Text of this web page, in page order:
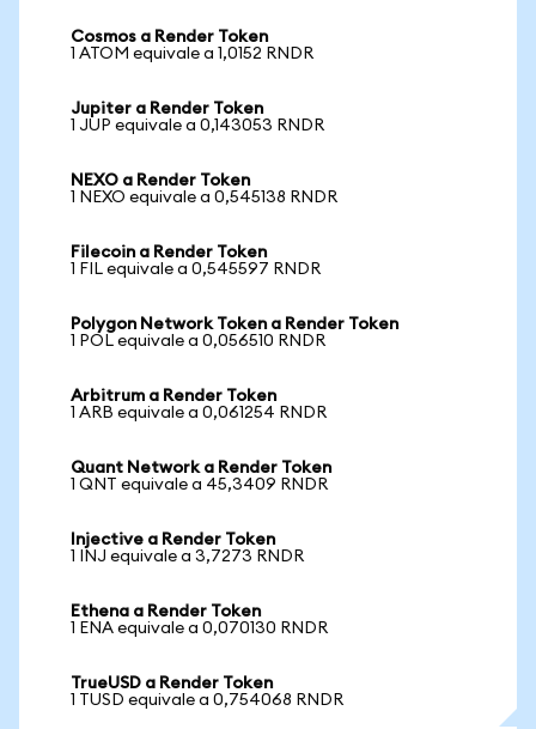
Cosmos a Render Token
1 ATOM equivale a 1,0152 RNDR
Jupiter a Render Token
1 JUP equivale a 0,143053 RNDR
NEXO a Render Token
1 NEXO equivale a 0,545138 RNDR
Filecoin a Render Token
1 FIL equivale a 0,545597 RNDR
Polygon Network Token a Render Token
1 POL equivale a 0,056510 RNDR
Arbitrum a Render Token
1 ARB equivale a 0,061254 RNDR
Quant Network a Render Token
1 QNT equivale a 45,3409 RNDR
Injective a Render Token
1 INJ equivale a 3,7273 RNDR
Ethena a Render Token
1 ENA equivale a 0,070130 RNDR
TrueUSD a Render Token
1 TUSD equivale a 0,754068 RNDR